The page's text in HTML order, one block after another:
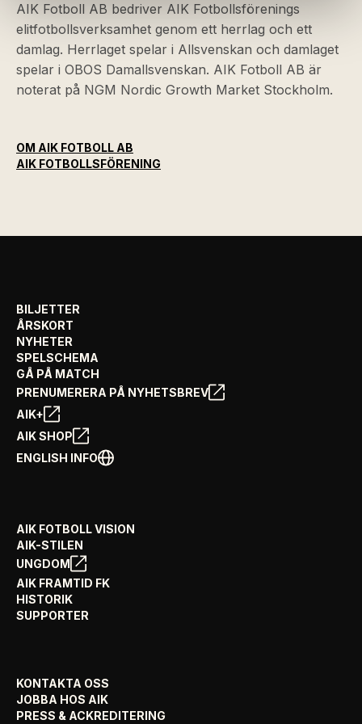
AIK Fotboll AB bedriver AIK Fotbollsförenings
elitfotbollsverksamhet genom ett herrlag och ett
damlag. Herrlaget spelar i Allsvenskan och damlaget
spelar i OBOS Damallsvenskan. AIK Fotboll AB är
noterat på NGM Nordic Growth Market Stockholm.
OM AIK FOTBOLL AB
AIK FOTBOLLSFÖRENING
BILJETTER
ÅRSKORT
NYHETER
SPELSCHEMA
GÅ PÅ MATCH
PRENUMERERA PÅ NYHETSBREV
AIK+
AIK SHOP
ENGLISH INFO
AIK FOTBOLL VISION
AIK-STILEN
UNGDOM
AIK FRAMTID FK
HISTORIK
SUPPORTER
KONTAKTA OSS
JOBBA HOS AIK
PRESS & ACKREDITERING